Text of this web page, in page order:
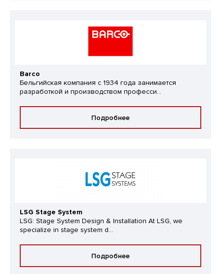
Barco
Бельгийская компания с 1934 года занимается
разработкой и производством професси...
Подробнее
LSG Stage System
LSG: Stage System Design & Installation At LSG, we
specialize in stage system d...
Подробнее